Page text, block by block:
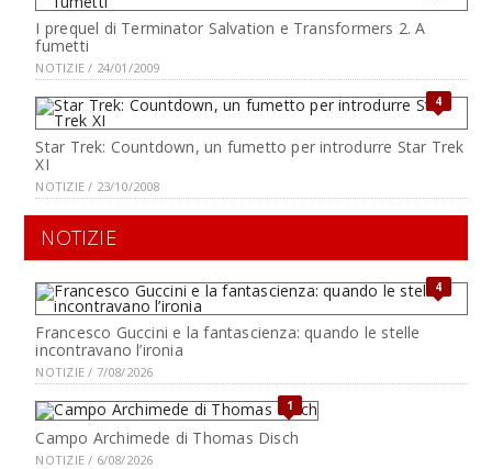
I prequel di Terminator Salvation e Transformers 2. A
fumetti
NOTIZIE / 24/01/2009
4
Star Trek: Countdown, un fumetto per introdurre Star Trek
XI
NOTIZIE / 23/10/2008
NOTIZIE
4
Francesco Guccini e la fantascienza: quando le stelle
incontravano l’ironia
NOTIZIE / 7/08/2026
1
Campo Archimede di Thomas Disch
NOTIZIE / 6/08/2026